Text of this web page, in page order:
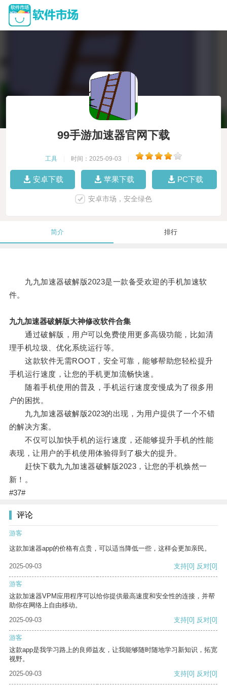
99手游加速器官网下载
工具 时间：2025-09-03
安卓下载 苹果下载 PC下载
安卓市场，安全绿色
简介 排行
九九加速器破解版2023是一款备受欢迎的手机加速软
件。
九九加速器破解版大神修改软件合集
通过破解版，用户可以免费使用更多高级功能，比如清
理手机垃圾、优化系统运行等。
这款软件无需ROOT，安全可靠，能够帮助您轻松提升
手机运行速度，让您的手机更加流畅快速。
随着手机使用的普及，手机运行速度变慢成为了很多用
户的困扰。
九九加速器破解版2023的出现，为用户提供了一个不错
的解决方案。
不仅可以加快手机的运行速度，还能够提升手机的性能
表现，让用户的手机使用体验得到了极大的提升。
赶快下载九九加速器破解版2023，让您的手机焕然一
新！。
#37#
评论
游客
这款加速器app的价格有点贵，可以适当降低一些，这样会更加亲民。
2025-09-03 支持[0] 反对[0]
游客
这款加速器VPM应用程序可以给你提供最高速度和安全性的连接，并帮
助你在网络上自由移动。
2025-09-03
支持[0] 反对[0]
游客
这款app是我学习路上的良师益友，让我能够随时随地学习新知识，拓宽
视野。
2025-09-03
支持[0] 反对[0]